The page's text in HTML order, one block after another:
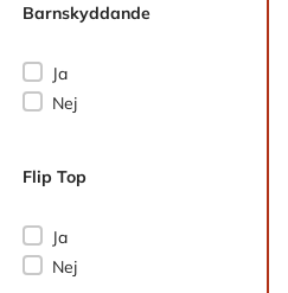
Barnskyddande
Barnskyddande
Ja
Nej
Flip Top
Flip Top
Ja
Nej